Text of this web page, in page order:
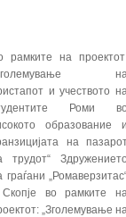
рамките на
и учеството
Роми
образование
на
трудот“
граѓани
во рамките
„Зголемување